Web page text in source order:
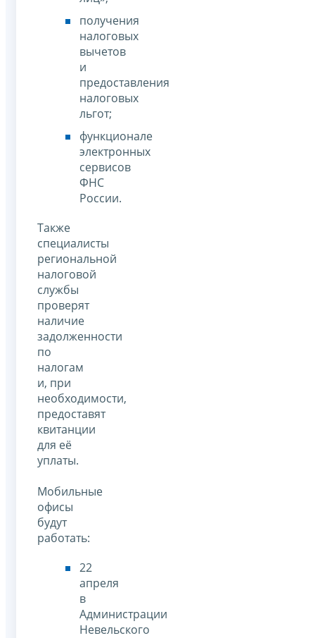
получения
налоговых
вычетов
и
предоставления
налоговых
льгот;
функционале
электронных
сервисов
ФНС
России.
Также
специалисты
региональной
налоговой
службы
проверят
наличие
задолженности
по
налогам
и, при
необходимости,
предоставят
квитанции
для её
уплаты.
Мобильные
офисы
будут
работать:
22
апреля
в
Администрации
Невельского